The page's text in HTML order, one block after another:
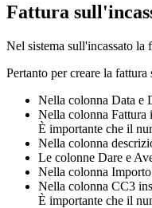
Fattura
Nel sistema sull'incassato la
Pertanto per creare la
Nella colonna Data e
Nella colonna Fattura
È importante che il
Nella colonna
Le colonne Dare e
Nella colonna
Nella colonna CC3
È importante che il